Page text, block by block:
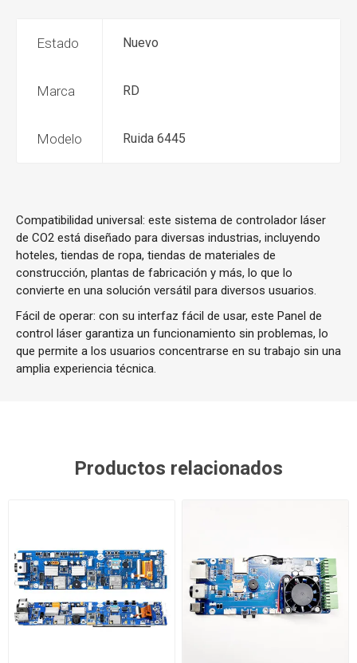
Estado Nuevo
Marca RD
Modelo Ruida 6445
Compatibilidad universal: este sistema de controlador láser
de CO2 está diseñado para diversas industrias, incluyendo
hoteles, tiendas de ropa, tiendas de materiales de
construcción, plantas de fabricación y más, lo que lo
convierte en una solución versátil para diversos usuarios.
Fácil de operar: con su interfaz fácil de usar, este Panel de
control láser garantiza un funcionamiento sin problemas, lo
que permite a los usuarios concentrarse en su trabajo sin una
amplia experiencia técnica.
Productos relacionados